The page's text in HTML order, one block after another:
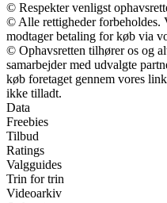
© Respekter venligst
© Alle rettigheder forbeholdes.
modtager betaling for køb via
© Ophavsretten tilhører os og
samarbejder med udvalgte
køb foretaget gennem vores
ikke tilladt.
Data
Freebies
Tilbud
Ratings
Valgguides
Trin for trin
Videoarkiv